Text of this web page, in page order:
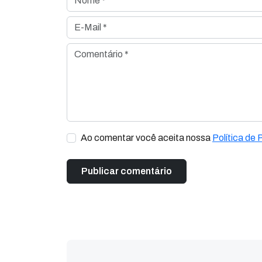
E-Mail *
Comentário *
Ao comentar você aceita nossa Política de